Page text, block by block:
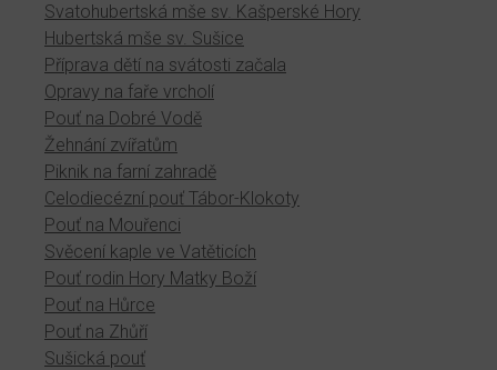
Svatohubertská mše sv. Kašperské Hory
Hubertská mše sv. Sušice
Příprava dětí na svátosti začala
Opravy na faře vrcholí
Pouť na Dobré Vodě
Žehnání zvířatům
Piknik na farní zahradě
Celodiecézní pouť Tábor-Klokoty
Pouť na Mouřenci
Svěcení kaple ve Vatěticích
Pouť rodin Hory Matky Boží
Pouť na Hůrce
Pouť na Zhůří
Sušická pouť